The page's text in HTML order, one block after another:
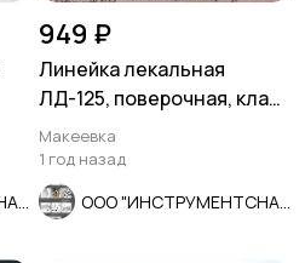
949 ₽
Линейка лекальная
ЛД-125, поверочная, класс
0, ГОСТ 8026-75, СССР.
Макеевка
1 год назад